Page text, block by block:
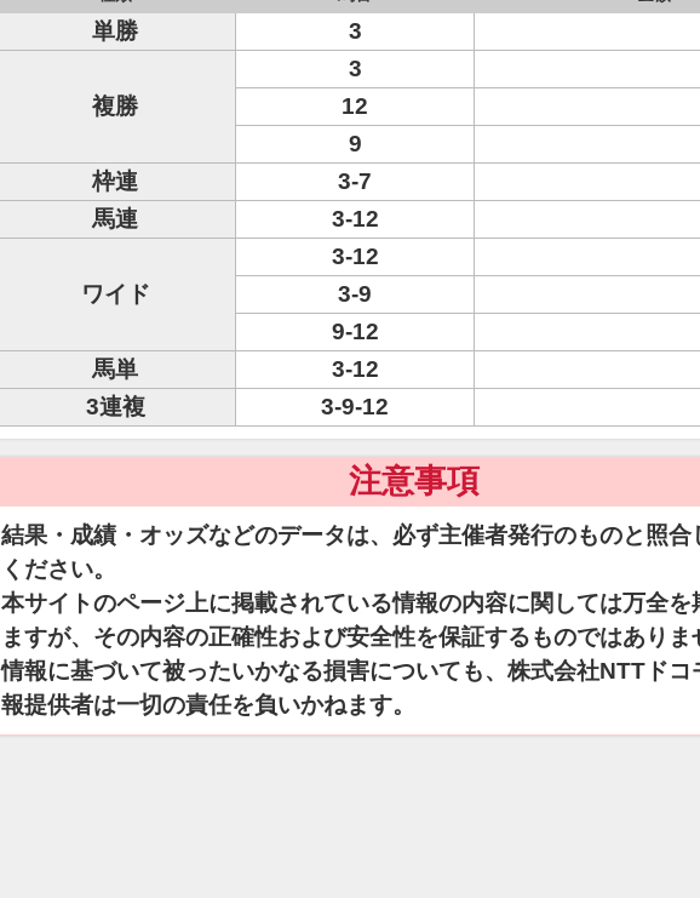
単勝 3
複勝
3
12
9
枠連
3-7
馬連
3-12
ワイド
3-12
3-9
9-12
馬単
3-12
3連複
3-9-12
注意事項
結果・成績・オッズなどのデータは、必ず主催者発行のものと照合
ください。
本サイトのページ上に掲載されている情報の内容に関しては万全を
ますが、その内容の正確性および安全性を保証するものではありま
情報に基づいて被ったいかなる損害についても、株式会社NTTドコ
報提供者は一切の責任を負いかねます。